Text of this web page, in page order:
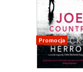
Promocja